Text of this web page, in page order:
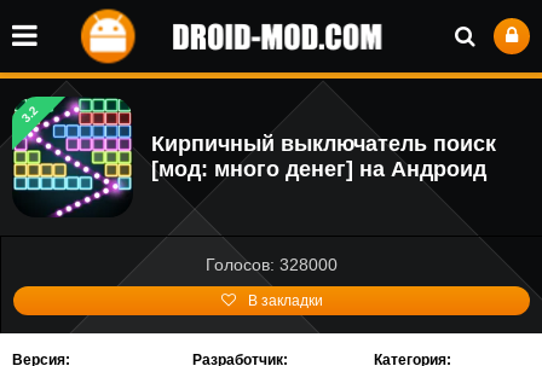
3.2
Кирпичный выключатель поиск
[мод: много денег] на Андроид
Голосов: 328000
В закладки
Версия: Разработчик: Категория: